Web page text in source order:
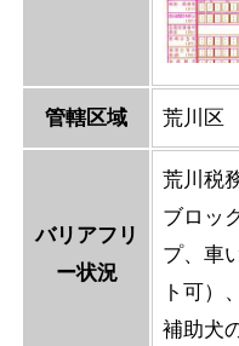
管轄区域 荒川区
バリアフリ
ー状況
荒川税
ブロッ
プ、車
ト可）
補助犬